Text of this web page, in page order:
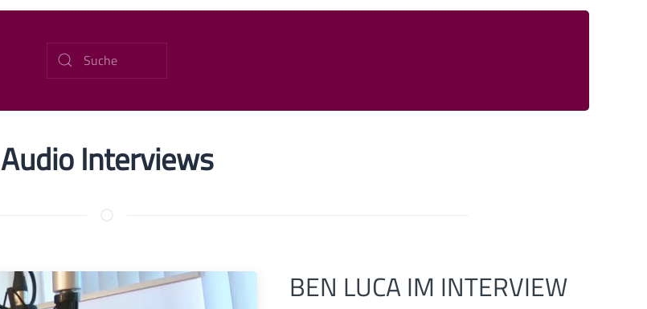
Audio Interviews
BEN LUCA IM INTERVIEW